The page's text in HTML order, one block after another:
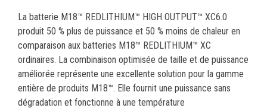
La batterie M18™ REDLITHIUM™ HIGH OUTPUT™ XC6.0
produit 50 % plus de puissance et 50 % moins de chaleur en
comparaison aux batteries M18™ REDLITHIUM™ XC
ordinaires. La combinaison optimisée de taille et de puissance
améliorée représente une excellente solution pour la gamme
entière de produits M18™. Elle fournit une puissance sans
dégradation et fonctionne à une température